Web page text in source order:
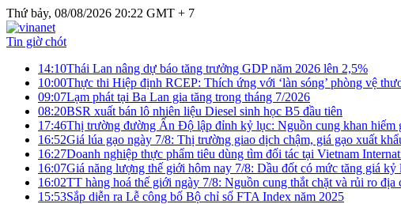
Thứ bảy, 08/08/2026 20:22 GMT + 7
Tin giờ chót
14:10Thái Lan nâng dự báo tăng trưởng GDP năm 2026 lên 2,5%
10:00Thực thi Hiệp định RCEP: Thích ứng với ‘làn sóng’ phòng vệ
09:07Lạm phát tại Ba Lan gia tăng trong tháng 7/2026
08:20BSR xuất bán lô nhiên liệu Diesel sinh học B5 đầu tiên
17:46Thị trường đường Ấn Độ lập đỉnh kỷ lục: Nguồn cung khan hiếm
16:52Giá lúa gạo ngày 7/8: Thị trường giao dịch chậm, giá gạo xuất
16:27Doanh nghiệp thực phẩm tiêu dùng tìm đối tác tại Vietnam
16:07Giá năng lượng thế giới hôm nay 7/8: Dầu đốt có mức tăng giá
16:02TT hàng hoá thế giới ngày 7/8: Nguồn cung thắt chặt và rủi ro
15:53Sắp diễn ra Lễ công bố Bộ chỉ số FTA Index năm 2025